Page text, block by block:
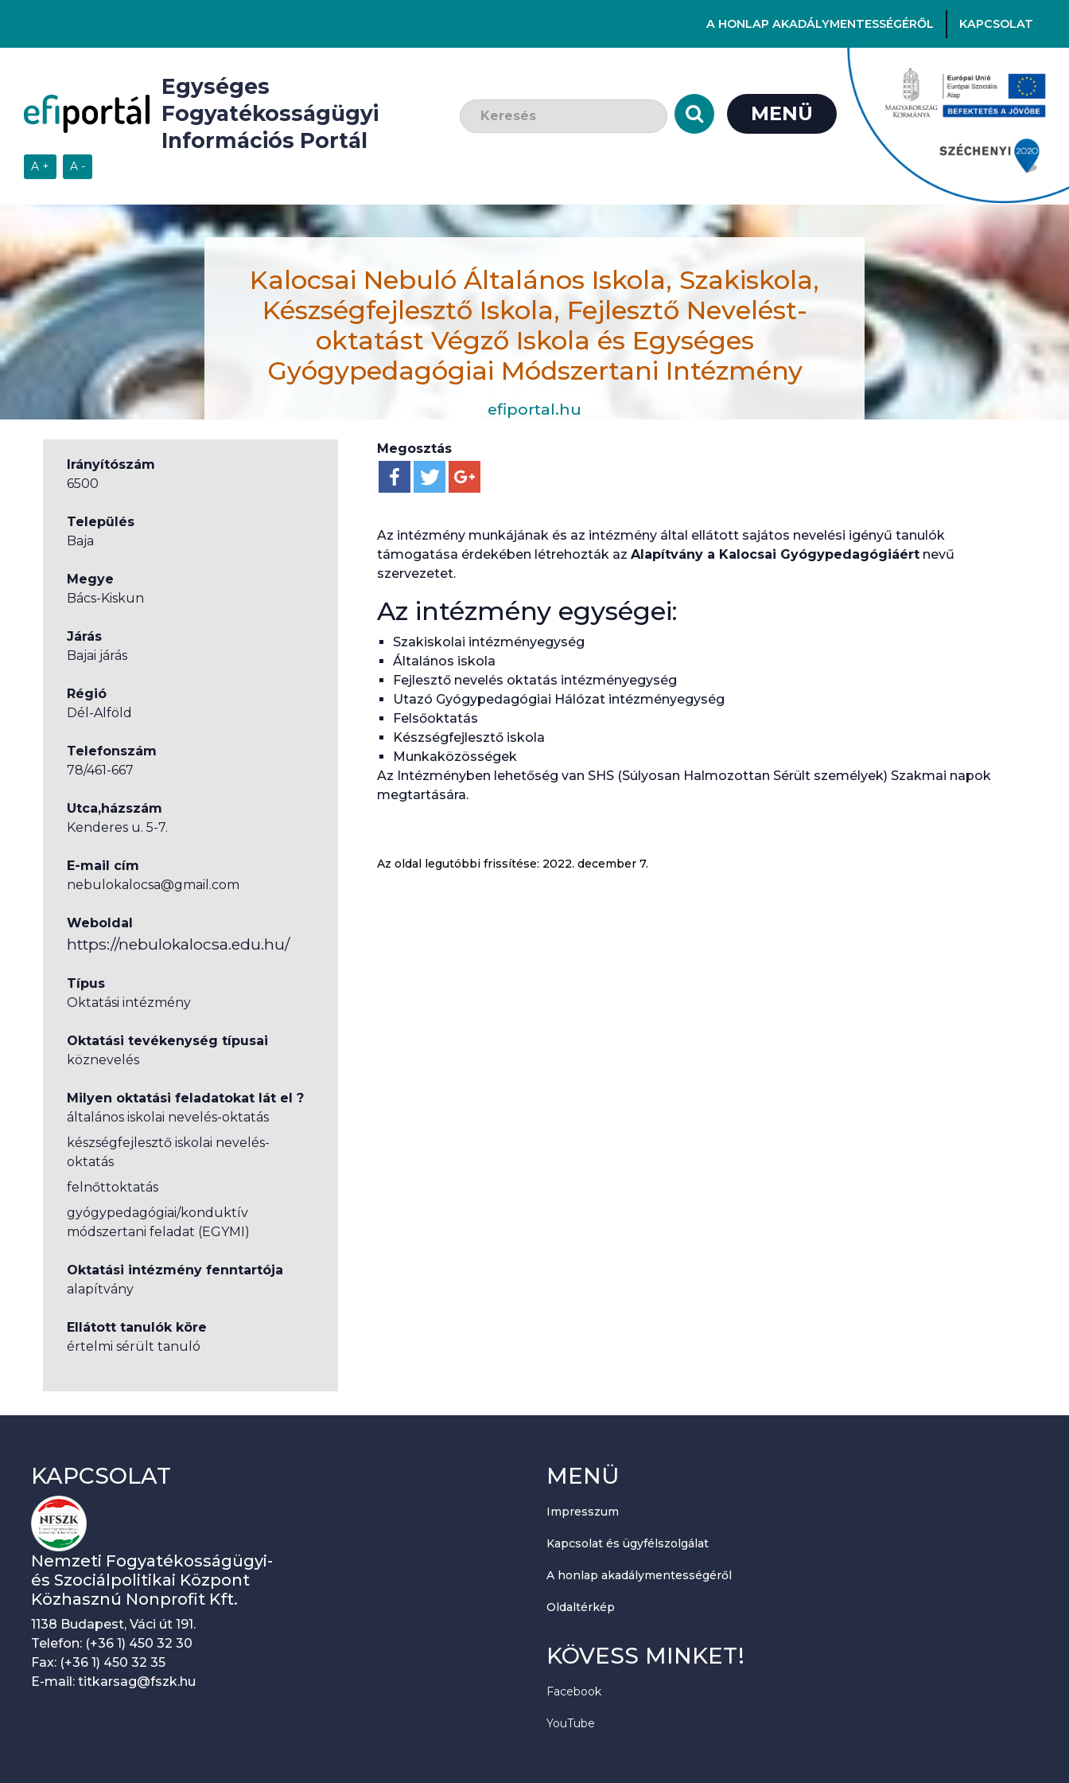
A HONLAP AKADÁLYMENTESSÉGÉRŐL KAPCSOLAT
Egységes
Fogyatékosságügyi
Információs Portál
Keresendő szó: MENÜ
Kalocsai Nebuló Általános Iskola, Szakiskola,
Készségfejlesztő Iskola, Fejlesztő Nevelést-
oktatást Végző Iskola és Egységes
Gyógypedagógiai Módszertani Intézmény
efiportal.hu
Kalocsai Nebuló Általános Iskola, Szakiskola, Készségfejlesztő Iskola, Fejlesztő Nevelést-oktatást Végző Iskola és
Irányítószám
6500
Település
Baja
Megye
Bács-Kiskun
Járás
Bajai járás
Régió
Dél-Alföld
Telefonszám
78/461-667
Utca,házszám
Kenderes u. 5-7.
E-mail cím
nebulokalocsa@gmail.com
Weboldal
https://nebulokalocsa.edu.hu/
Típus
Oktatási intézmény
Oktatási tevékenység típusai
köznevelés
Milyen oktatási feladatokat lát el ?
általános iskolai nevelés-oktatás
készségfejlesztő iskolai nevelés-
oktatás
felnőttoktatás
gyógypedagógiai/konduktív
módszertani feladat (EGYMI)
Oktatási intézmény fenntartója
alapítvány
Ellátott tanulók köre
értelmi sérült tanuló
Megosztás
Az intézmény munkájának és az intézmény által ellátott sajátos nevelési igényű tanulók
támogatása érdekében létrehozták azAlapítvány a Kalocsai Gyógypedagógiáért nevű
szervezetet.
Az intézmény egységei:
Szakiskolai intézményegység
Általános iskola
Fejlesztő nevelés oktatás intézményegység
Utazó Gyógypedagógiai Hálózat intézményegység
Felsőoktatás
Készségfejlesztő iskola
Munkaközösségek
Az Intézményben lehetőség van SHS (Súlyosan Halmozottan Sérült személyek) Szakmai napok
megtartására.
Az oldal legutóbbi frissítése: 2022. december 7.
KAPCSOLAT
Nemzeti Fogyatékosságügyi-
és Szociálpolitikai Központ
Közhasznú Nonprofit Kft.
1138 Budapest, Váci út 191.
Telefon: (+36 1) 450 32 30
Fax: (+36 1) 450 32 35
E-mail: titkarsag@fszk.hu
MENÜ
Impresszum
Kapcsolat és ügyfélszolgálat
A honlap akadálymentességéről
Oldaltérkép
KÖVESS MINKET!
Facebook
YouTube